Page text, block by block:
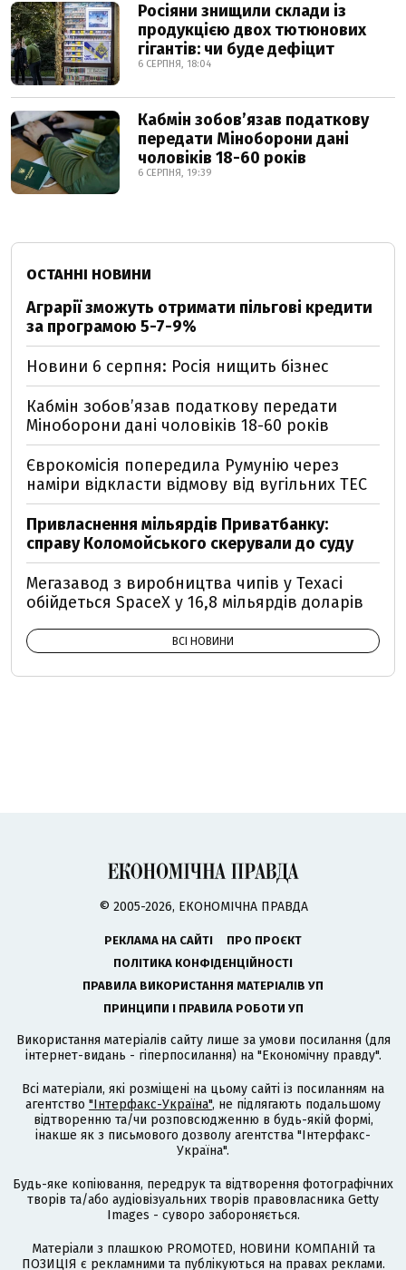
Росіяни знищили склади із
продукцією двох тютюнових
гігантів: чи буде дефіцит
6 СЕРПНЯ, 18:04
Кабмін зобовʼязав податкову
передати Міноборони дані
чоловіків 18-60 років
6 СЕРПНЯ, 19:39
ОСТАННІ НОВИНИ
Аграрії зможуть отримати пільгові кредити
за програмою 5-7-9%
Новини 6 серпня: Росія нищить бізнес
Кабмін зобовʼязав податкову передати
Міноборони дані чоловіків 18-60 років
Єврокомісія попередила Румунію через
наміри відкласти відмову від вугільних ТЕС
Привласнення мільярдів Приватбанку:
справу Коломойського скерували до суду
Мегазавод з виробництва чипів у Техасі
обійдеться SpaceX у 16,8 мільярдів доларів
ВСІ НОВИНИ
© 2005-2026, ЕКОНОМІЧНА ПРАВДА
РЕКЛАМА НА САЙТІ
ПРО ПРОЄКТ
ПОЛІТИКА КОНФІДЕНЦІЙНОСТІ
ПРАВИЛА ВИКОРИСТАННЯ МАТЕРІАЛІВ УП
ПРИНЦИПИ І ПРАВИЛА РОБОТИ УП
Використання матеріалів сайту лише за умови посилання (для
інтернет-видань - гіперпосилання) на "Економічну правду".
Всі матеріали, які розміщені на цьому сайті із посиланням на
агентство "Інтерфакс-Україна", не підлягають подальшому
відтворенню та/чи розповсюдженню в будь-якій формі,
інакше як з письмового дозволу агентства "Інтерфакс-
Україна".
Будь-яке копіювання, передрук та відтворення фотографічних
творів та/або аудіовізуальних творів правовласника Getty
Images - суворо забороняється.
Матеріали з плашкою PROMOTED, НОВИНИ КОМПАНІЙ та
ПОЗИЦІЯ є рекламними та публікуються на правах реклами.